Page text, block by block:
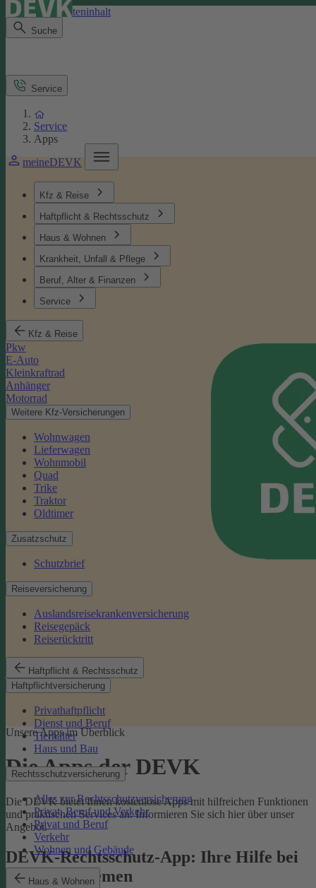
Direkt zum Seiteninhalt
Suche
meineDEVK
Kfz & Reise
Haftpflicht & Rechtsschutz
Haus & Wohnen
Krankheit, Unfall & Pflege
Beruf, Alter & Finanzen
Service
Kfz & Reise
Pkw
E-Auto
Kleinkraftrad
Anhänger
Motorrad
Weitere Kfz-Versicherungen
Wohnwagen
Lieferwagen
Wohnmobil
Quad
Trike
Traktor
Oldtimer
Zusatzschutz
Schutzbrief
Reiseversicherung
Auslandsreisekrankenversicherung
Reisegepäck
Reiserücktritt
Haftpflicht & Rechtsschutz
Haftpflichtversicherung
Privathaftpflicht
Dienst und Beruf
Tierhalter
Haus und Bau
Rechtsschutzversicherung
Alles zur Rechtsschutzversicherung
Privat, Beruf und Verkehr
Privat und Beruf
Verkehr
Wohnen und Gebäude
Haus & Wohnen
Service
Service
Apps
Unsere Apps im Überblick
Die Apps der DEVK
Die DEVK bietet Ihnen kostenlose Apps mit hilfreichen Funktionen
und praktischen Services an. Informieren Sie sich hier über unser
Angebot.
DEVK-Rechtsschutz-App: Ihre Hilfe bei
Rechtsproblemen